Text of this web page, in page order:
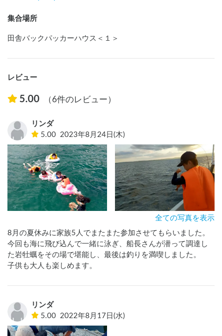
集合場所
田舎バックパッカーハウス＜１＞
レビュー
5.00 （6件のレビュー）
リンダ
5.00 2023年8月24日(木)
全ての写真を表示
8月の夏休みに家族5人でまたまた参加させてもらいました。
今回も海に飛び込んで一緒に泳ぎ、船長さんが潜って調達し
た岩牡蠣をその場で堪能し、最後は釣りを満喫しました。
子供も大人も楽しめます。
リンダ
5.00 2022年8月17日(水)